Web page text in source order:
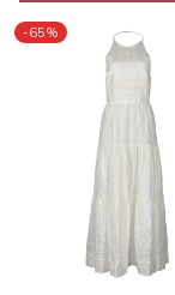
-65%